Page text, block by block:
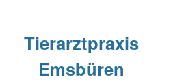
Tierarztpraxis
Emsbüren